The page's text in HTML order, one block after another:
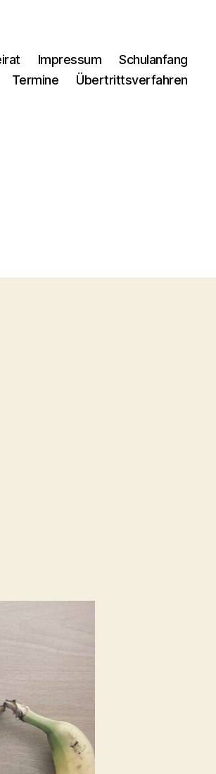
Impressum
Schulanfang
Termine Übertrittsverfahren